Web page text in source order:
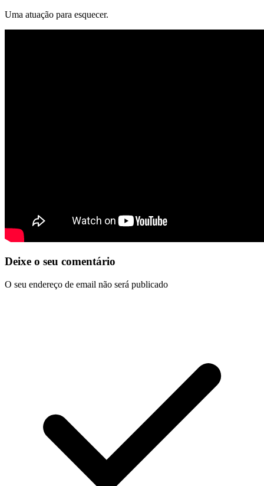
Uma atuação para esquecer.
Deixe o seu comentário
O seu endereço de email não será publicado